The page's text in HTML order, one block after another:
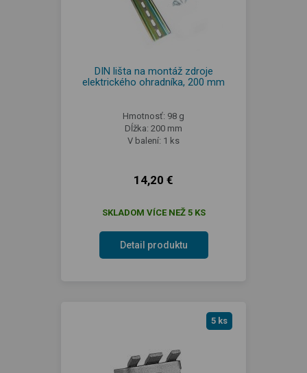
DIN lišta na montáž zdroje
elektrického ohradníka, 200 mm
Hmotnosť: 98 g
Dĺžka: 200 mm
V balení: 1 ks
14,20 €
SKLADOM VÍCE NEŽ 5 KS
Detail produktu
5 ks